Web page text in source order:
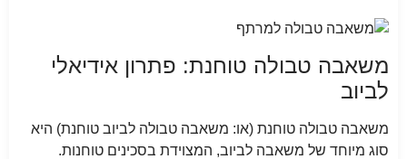
משאבה טבולה טוחנת: פתרון אידיאלי
לביוב
משאבה טבולה טוחנת (או: משאבה טבולה לביוב טוחנת) היא
סוג מיוחד של משאבה לביוב, המצוידת בסכינים טוחנות.